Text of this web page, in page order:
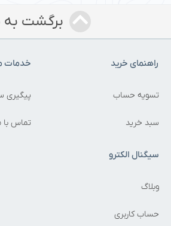
برگشت به
خرید
حساب
خرید
خدمات
پیگیری
تماس با ما
الکترو
کاربری